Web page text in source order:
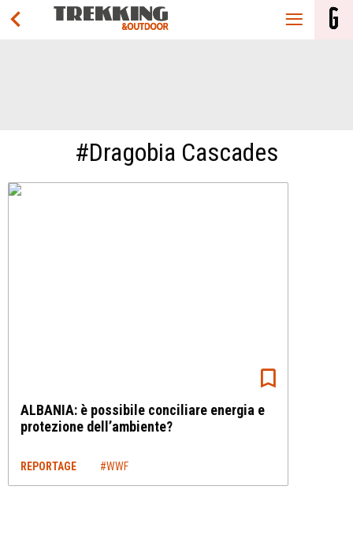
#Dragobia Cascades
ALBANIA: è possibile conciliare energia e
protezione dell’ambiente?
REPORTAGE #WWF